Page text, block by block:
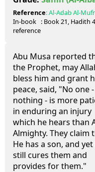
Reference:Al-Adab Al-
In-book
reference
: Book21, Hadith 4
Abu Musa reported
the Prophet, may
bless him and grant
peace, said, "No one -
nothing - is more
in enduring an injury
which he hears than
Almighty. They claim
He has a son, and yet
still cures them and
provides for them."